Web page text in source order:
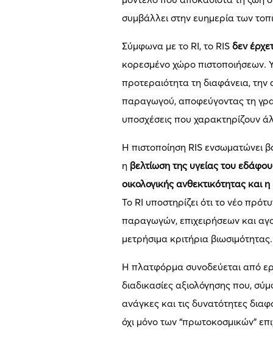
συμβάλλει στην ευημερία των
Σύμφωνα με το RI, το RIS δεν
κορεσμένο χώρο πιστοποιήσεων.
προτεραιότητα τη διαφάνεια,
παραγωγού, αποφεύγοντας τη
υποσχέσεις που χαρακτηρίζουν
Η πιστοποίηση RIS ενσωματώνει
η βελτίωση της υγείας του
οικολογικής ανθεκτικότητας
Το RI υποστηρίζει ότι το νέο
παραγωγών, επιχειρήσεων και
μετρήσιμα κριτήρια βιωσιμότητας.
Η πλατφόρμα συνοδεύεται από
διαδικασίες αξιολόγησης που,
ανάγκες και τις δυνατότητες
όχι μόνο των “πρωτοκοσμικών”